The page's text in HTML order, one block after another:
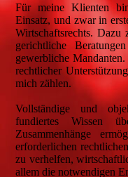
Für meine Klienten
Einsatz, und zwar in
Wirtschaftsrechts. Dazu
gerichtliche
gewerbliche
rechtlicher
mich zählen.
Vollständige und
fundiertes Wissen
Zusammenhänge
erforderlichen
zu verhelfen,
allem die notwendigen